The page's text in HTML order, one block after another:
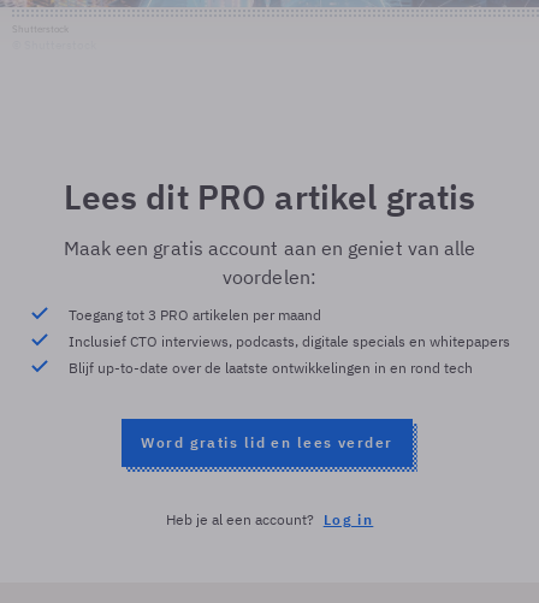
Lees dit PRO artikel gratis
Maak een gratis account aan en geniet van alle
voordelen:
Toegang tot 3 PRO artikelen per maand
Inclusief CTO interviews, podcasts, digitale specials en whitepapers
Blijf up-to-date over de laatste ontwikkelingen in en rond tech
Word gratis lid en lees verder
Heb je al een account? Log in